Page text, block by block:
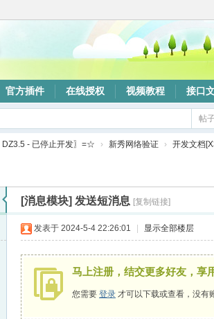
官方插件 在线授权 视频教程 接口
帖
- 已停止开发〗=☆ › 新秀网络验证 › 开发文档
[消息模块] 发送短消息 [复制链接]
发表于 2024-5-4 22:26:01 显示全部楼层
马上注册，结交更多好友，享
您需要 登录 才可以下载或查看，没有